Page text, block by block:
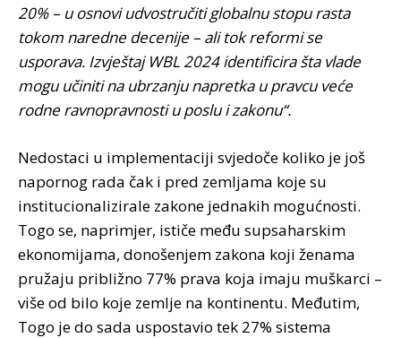
20% – u osnovi udvostručiti globalnu stopu rasta
tokom naredne decenije – ali tok reformi se
usporava. Izvještaj WBL 2024 identificira šta vlade
mogu učiniti na ubrzanju napretka u pravcu veće
rodne ravnopravnosti u poslu i zakonu“.
Nedostaci u implementaciji svjedoče koliko je još
napornog rada čak i pred zemljama koje su
institucionalizirale zakone jednakih mogućnosti.
Togo se, naprimjer, ističe među supsaharskim
ekonomijama, donošenjem zakona koji ženama
pružaju približno 77% prava koja imaju muškarci –
više od bilo koje zemlje na kontinentu. Međutim,
Togo je do sada uspostavio tek 27% sistema